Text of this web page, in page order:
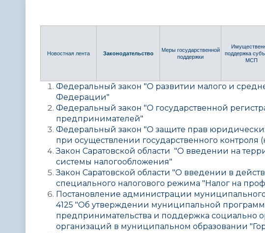
Новостная лента Законодательство
Меры государственной
поддержки
поддержка
МСП
Федеральный закон "О развитии малого и
Федерации"
Федеральный закон "О государственной
предпринимателей"
Федеральный закон "О защите прав
при осуществлении государственного
Закон Саратовской области "О введении на
системы налогообложения"
Закон Саратовской области "О введении в
специального налогового режима "Налог на
Постановление администрации
4125 "Об утверждении муниципальной
предпринимательства и поддержка социально
организаций в муниципальном образовании